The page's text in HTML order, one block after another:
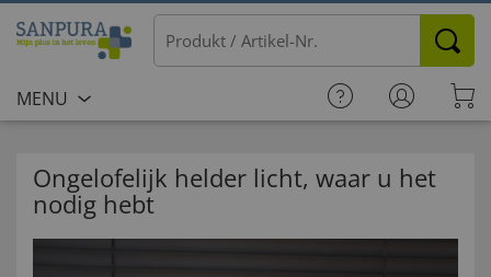
MENU
Ongelofelijk helder licht, waar u het
nodig hebt